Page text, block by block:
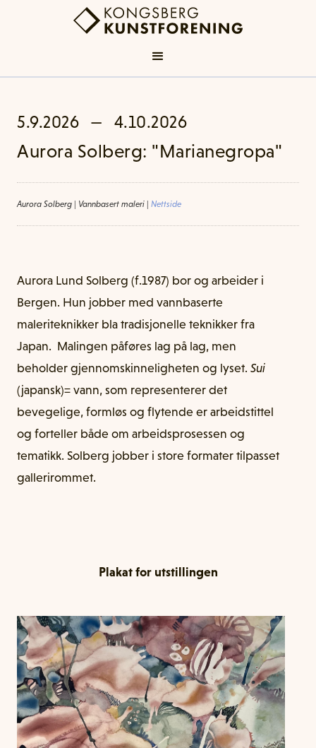
5.9.2026 — 4.10.2026
Aurora Solberg: "Marianegropa"
Aurora Solberg Vannbasert maleri Nettside
Aurora Lund Solberg (f.1987) bor og arbeider i
Bergen. Hun jobber med vannbaserte
maleriteknikker bla tradisjonelle teknikker fra
Japan. Malingen påføres lag på lag, men
beholder gjennomskinneligheten og lyset. Sui
(japansk)= vann, som representerer det
bevegelige, formløs og flytende er arbeidstittel
og forteller både om arbeidsprosessen og
tematikk. Solberg jobber i store formater tilpasset
gallerirommet.
Plakat for utstillingen